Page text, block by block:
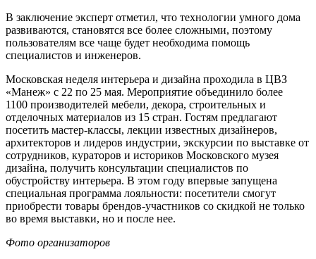
В заключение эксперт отметил, что технологии умного дома
развиваются, становятся все более сложными, поэтому
пользователям все чаще будет необходима помощь
специалистов и инженеров.
Московская неделя интерьера и дизайна проходила в ЦВЗ
«Манеж» с 22 по 25 мая. Мероприятие объединило более
1100 производителей мебели, декора, строительных и
отделочных материалов из 15 стран. Гостям предлагают
посетить мастер-классы, лекции известных дизайнеров,
архитекторов и лидеров индустрии, экскурсии по выставке от
сотрудников, кураторов и историков Московского музея
дизайна, получить консультации специалистов по
обустройству интерьера. В этом году впервые запущена
специальная программа лояльности: посетители смогут
приобрести товары брендов-участников со скидкой не только
во время выставки, но и после нее.
Фото организаторов